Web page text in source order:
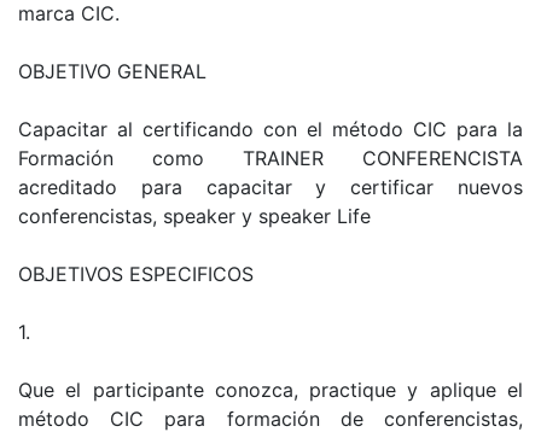
marca CIC.
OBJETIVO GENERAL
Capacitar al certificando con el método CIC para la
Formación como TRAINER CONFERENCISTA
acreditado para capacitar y certificar nuevos
conferencistas, speaker y speaker Life
OBJETIVOS ESPECIFICOS
1.
Que el participante conozca, practique y aplique el
método CIC para formación de conferencistas,